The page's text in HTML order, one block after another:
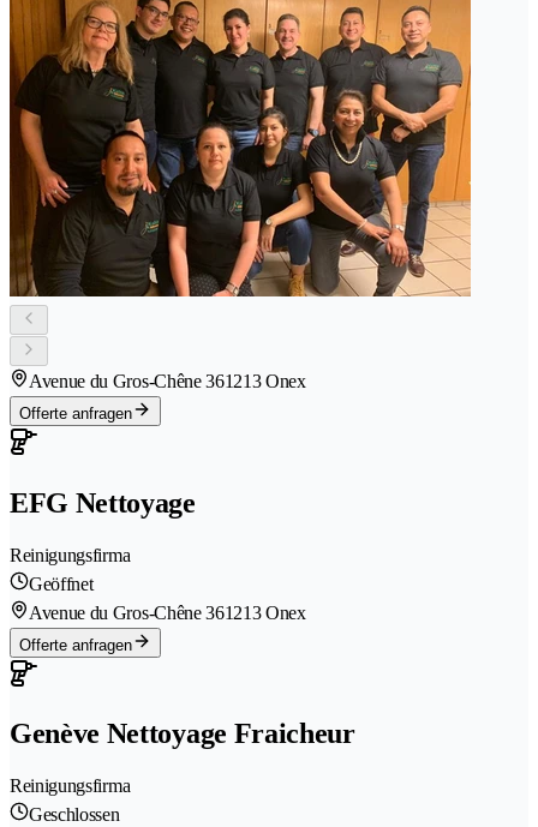
Avenue du Gros-Chêne 361213 Onex
Offerte anfragen
EFG Nettoyage
Reinigungsfirma
Geöffnet
Avenue du Gros-Chêne 361213 Onex
Offerte anfragen
Genève Nettoyage Fraicheur
Reinigungsfirma
Geschlossen